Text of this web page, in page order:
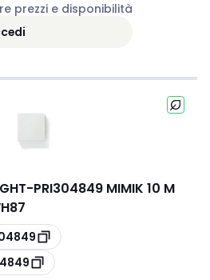
prezzi e disponibilità
-PRI304849 MIMIK 10 M